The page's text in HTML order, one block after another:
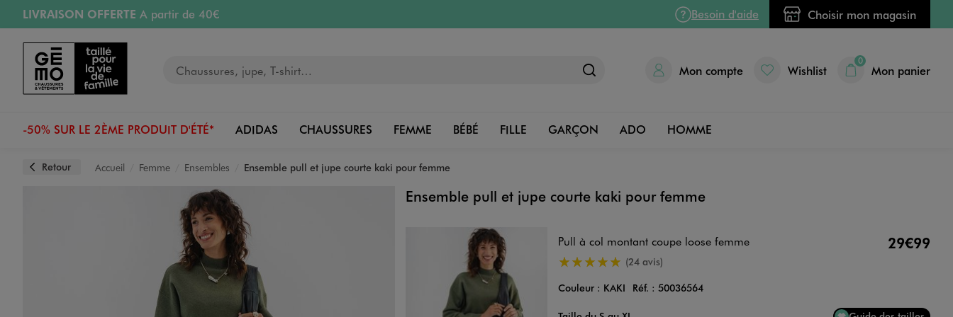
Aller au contenu principal
Aller à la navigation
LIVRAISON OFFERTE A partir de 40€
RETRAIT ET LIVRAISON OFFERTE
RÉSERVATION GRATUITE
4h en magasin
Retours OFFERTSpendant 30 jours
Besoin d'aide Choisir mon magasin
Mon compte Wishlist
0
Mon panier
-50% SUR LE 2ÈME PRODUIT D'ÉTÉ* ADIDAS CHAUSSURES FEMME BÉBÉ FILLE GARÇON ADO HOMME
Retour Accueil Femme Ensembles Ensemble pull et jupe courte kaki pour femme
Ensemble pull et jupe courte kaki pour femme
Pull à col montant coupe loose femme 29€99
4.5/5 de moyenne
(24 avis)
Couleur : KAKI Réf. : 50036564